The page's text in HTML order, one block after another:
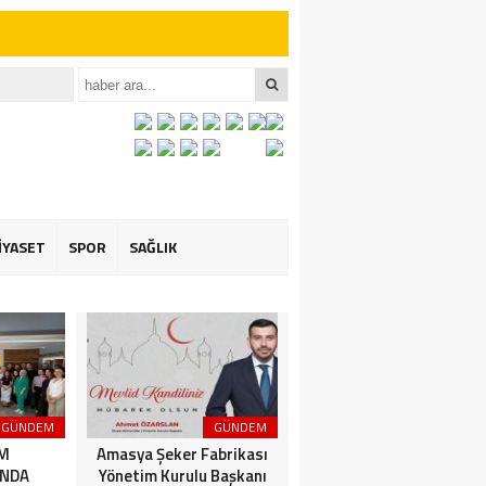
İçin Anlamlı
SPOR SAĞLIK
GÜNDEM GÜNDEM
Amasya Şeker Fabrikası
Yönetim Kurulu Başkanı